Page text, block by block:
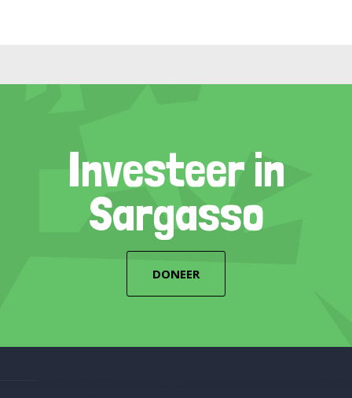
Investeer in
Sargasso
DONEER